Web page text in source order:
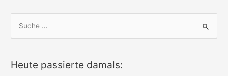
hHeute passierte damals: